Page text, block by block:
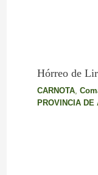
Hórreo de
CARNOTA,
PROVINCIA DE